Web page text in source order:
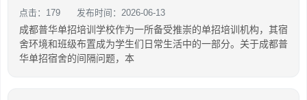
点击：179 发布时间：2026-06-13
成都普华单招培训学校作为一所备受推崇的单招培训机构，其宿
舍环境和班级布置成为学生们日常生活中的一部分。关于成都普
华单招宿舍的间隔问题，本